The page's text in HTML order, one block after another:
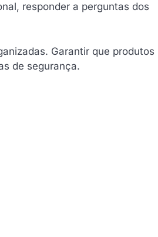
responder a perguntas dos
Garantir que produtos
de segurança.